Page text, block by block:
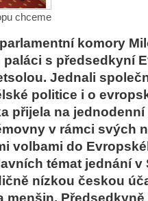
chceme
komory
paláci s předsedkyní
Jednali
politice i o
přijela na
v rámci svých
volbami do
témat jednání v
nízkou českou
menšin.